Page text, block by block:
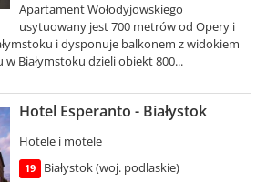
Apartament Wołodyjowskiego
usytuowany jest 700 metrów od Opery i
i dysponuje balkonem z widokiem
Białymstoku dzieli obiekt 800...
Hotel Esperanto - Białystok
Hotele i motele
19
Białystok (woj. podlaskie)